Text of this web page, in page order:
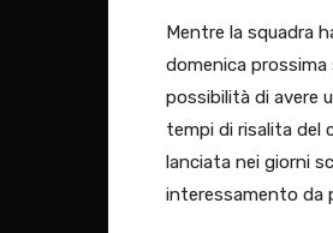
Mentre la squadra
domenica prossima
possibilità di avere
tempi di risalita del
lanciata nei giorni
interessamento da